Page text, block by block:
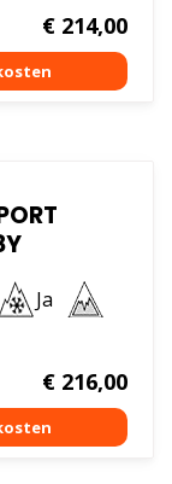
€214,00
Ja
€216,00